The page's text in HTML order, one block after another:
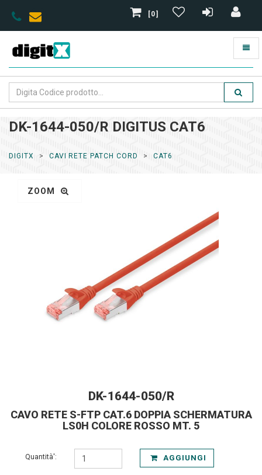
[0]
DK-1644-050/R DIGITUS CAT6
DIGITX CAVI RETE PATCH CORD CAT6
ZOOM
DK-1644-050/R
CAVO RETE S-FTP CAT.6 DOPPIA SCHERMATURA
LS0H COLORE ROSSO MT. 5
Quantità': AGGIUNGI